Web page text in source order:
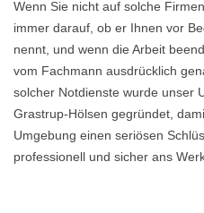
Wenn Sie nicht auf solche
immer darauf, ob er Ihnen vor
nennt, und wenn die Arbeit
vom Fachmann ausdrücklich
solcher Notdienste wurde unser
Grastrup-Hölsen gegründet,
Umgebung einen seriösen
professionell und sicher ans